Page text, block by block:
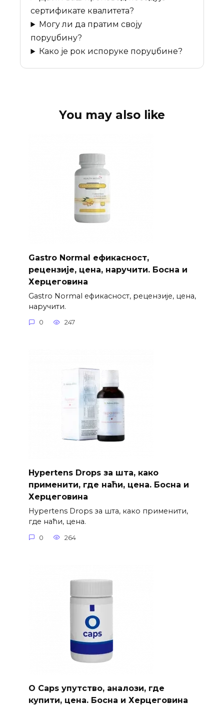
сертификате квалитета?
Могу ли да пратим своју
поруџбину?
Како је рок испоруке поруџбине?
You may also like
Gastro Normal ефикасност,
рецензије, цена, наручити. Босна и
Херцеговина
Gastro Normal ефикасност, рецензије, цена,
наручити.
0 247
Hypertens Drops за шта, како
применити, где наћи, цена. Босна и
Херцеговина
Hypertens Drops за шта, како применити,
где наћи, цена.
0 264
O Caps упутство, аналози, где
купити, цена. Босна и Херцеговина